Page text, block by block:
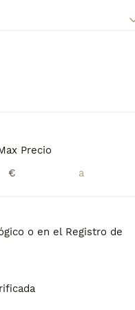
Precio
€
o en el Registro de
sobre esta raza
Perros para
guarda tu
perfecto:
cachorro
de Norfolk
variar